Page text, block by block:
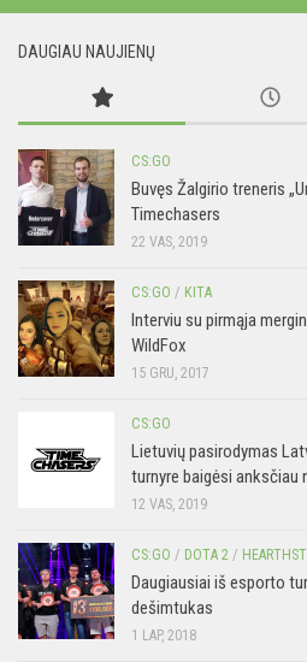
DAUGIAU NAUJIENŲ
CS:GO
Buvęs Žalgirio treneris
Timechasers
22 VAS, 2019
CS:GO / KITA
Interviu su pirmąja
WildFox
15 GRU, 2017
CS:GO
Lietuvių pasirodymas
turnyre baigėsi anksčiau
12 VAS, 2019
CS:GO / DOTA 2 /
Daugiausiai iš esporto
dešimtukas
1 LAP, 2018